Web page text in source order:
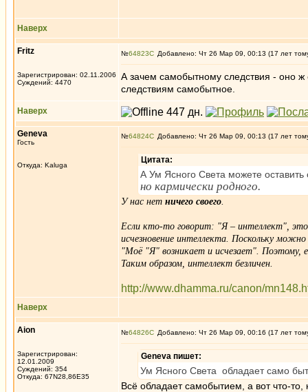
Наверх
Fritz
Зарегистрирован: 02.11.2006
Суждений: 4470
№64823 Добавлено: Чт 26 Мар 09, 00:13 (17 лет
А зачем самобытному следствия - оно
следствиям самобытное.
Наверх
Geneva
Гость
Откуда: Kaluga
№64824 Добавлено: Чт 26 Мар 09, 00:13 (17 лет
Цитата:
А Ум Ясного Света можете
но кармически родного.
У нас нет ничего своего.
Если кто-то говорит: "Я – интеллект",
исчезновение интеллекта. Поскольку
"Моё "Я" возникает и исчезает". Поэтому,
Таким образом, интеллект безличен.
http://www.dhamma.ru/canon/
Наверх
Aion
Зарегистрирован:
12.01.2009
Суждений: 354
Откуда: 67N28,86E35
№64826 Добавлено: Чт 26 Мар 09, 00:16 (17 лет
Geneva пишет:
Ум Ясного Света обладает само
Всё обладает самобытием, а вот что-